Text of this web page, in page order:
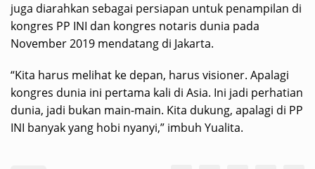
juga diarahkan sebagai persiapan untuk penampilan di
kongres PP INI dan kongres notaris dunia pada
November 2019 mendatang di Jakarta.
“Kita harus melihat ke depan, harus visioner. Apalagi
kongres dunia ini pertama kali di Asia. Ini jadi perhatian
dunia, jadi bukan main-main. Kita dukung, apalagi di PP
INI banyak yang hobi nyanyi,” imbuh Yualita.